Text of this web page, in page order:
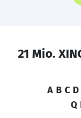
21 Mio.
A B C D
Q